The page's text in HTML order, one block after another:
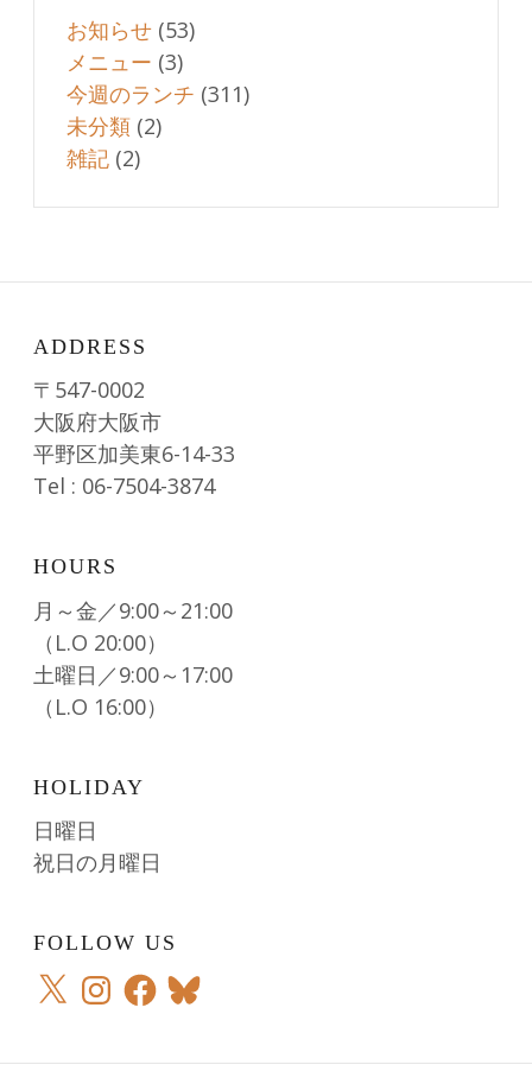
お知らせ (53)
メニュー (3)
今週のランチ (311)
未分類 (2)
雑記 (2)
ADDRESS
〒547-0002
大阪府大阪市
平野区加美東6-14-33
Tel : 06-7504-3874
HOURS
月～金／9:00～21:00
（L.O 20:00）
土曜日／9:00～17:00
（L.O 16:00）
HOLIDAY
日曜日
祝日の月曜日
FOLLOW US
X Instagram
Facebook
Bluesky